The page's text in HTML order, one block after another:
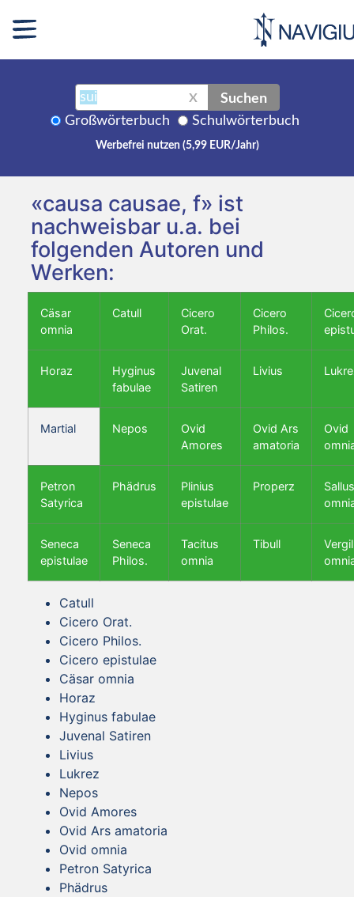
X Suchen
Großwörterbuch Schulwörterbuch
Werbefrei nutzen (5,99 EUR/Jahr)
«causa causae, f» ist
nachweisbar u.a. bei
folgenden Autoren und
Werken:
Cäsar
omnia
Catull
Cicero
Orat.
Cicero
Philos.
Horaz
Hyginus
fabulae
Juvenal
Satiren
Livius
Martial Nepos
Ovid
Amores
Ovid Ars
amatoria
Ovid
Petron
Satyrica
Phädrus
Plinius
epistulae
Properz
Seneca
epistulae
Seneca
Philos.
Tacitus
omnia
Tibull
Vergil
Catull
Cicero Orat.
Cicero Philos.
Cicero epistulae
Cäsar omnia
Horaz
Hyginus fabulae
Juvenal Satiren
Livius
Lukrez
Nepos
Ovid Amores
Ovid Ars amatoria
Ovid omnia
Petron Satyrica
Phädrus